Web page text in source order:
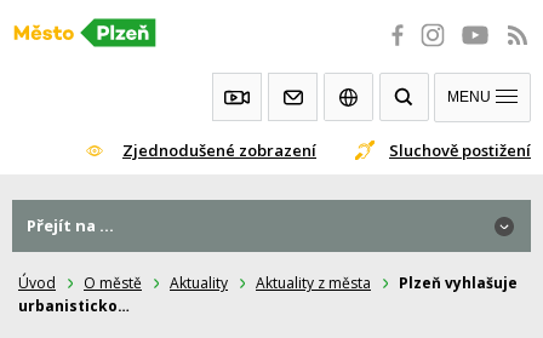
Přeskočit
Zjednodušené zobrazení Sluchově postižení
MENU
Úvod O městě Aktuality Aktuality z města
Plzeň vyhlašuje
urbanisticko…
Přejít na ...